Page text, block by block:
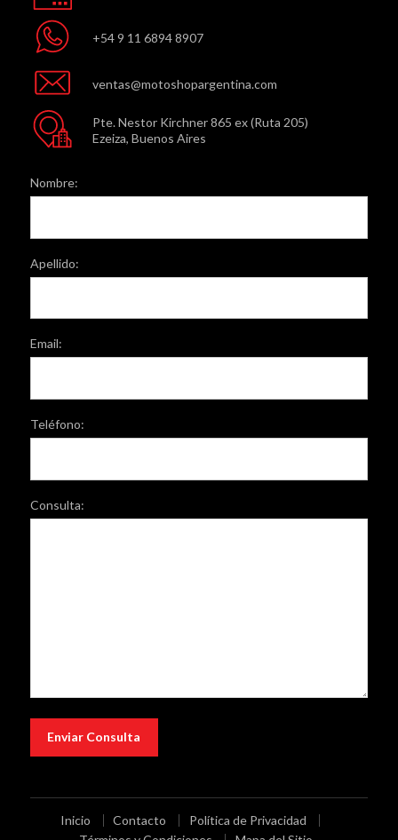
+54 9 11 6894 8907
ventas@motoshopargentina.com
Pte. Nestor Kirchner 865 ex (Ruta 205)
Ezeiza, Buenos Aires
Nombre:
Apellido:
Email:
Teléfono:
Consulta:
Inicio Contacto
Política de Privacidad